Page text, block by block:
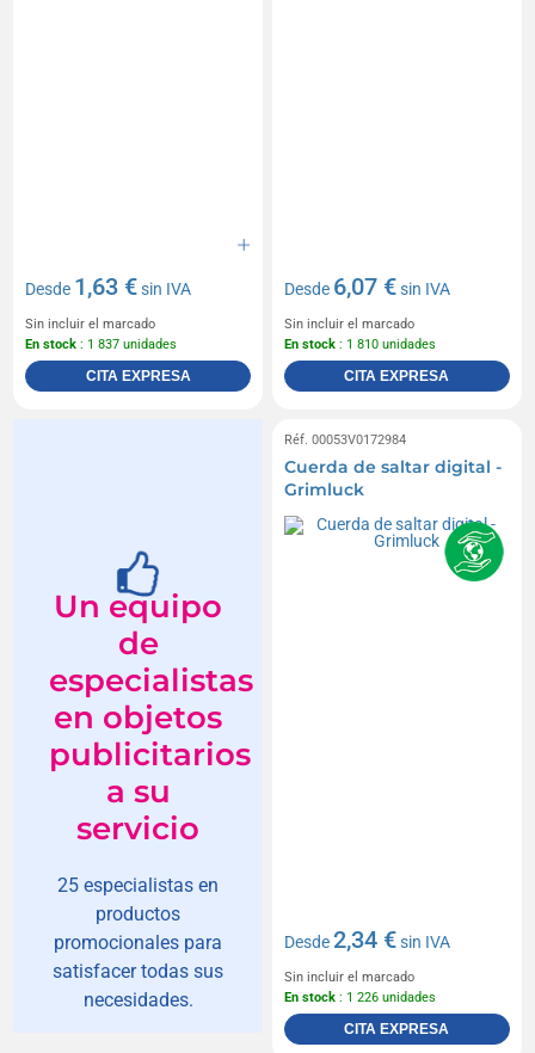
Desde 1,63 €sin IVA
Sin incluir el marcado
En stock : 1 837 unidades
CITA EXPRESA
Desde 6,07 €sin IVA
Sin incluir el marcado
En stock : 1 810 unidades
CITA EXPRESA
Un equipo
de
especialistas
en objetos
publicitarios
a su
servicio
25 especialistas en
productos
promocionales para
satisfacer todas sus
necesidades.
Réf. 00053V0172984
Cuerda de saltar digital -
Grimluck
Desde2,34 €sin IVA
Sin incluir el marcado
En stock : 1 226 unidades
CITA EXPRESA